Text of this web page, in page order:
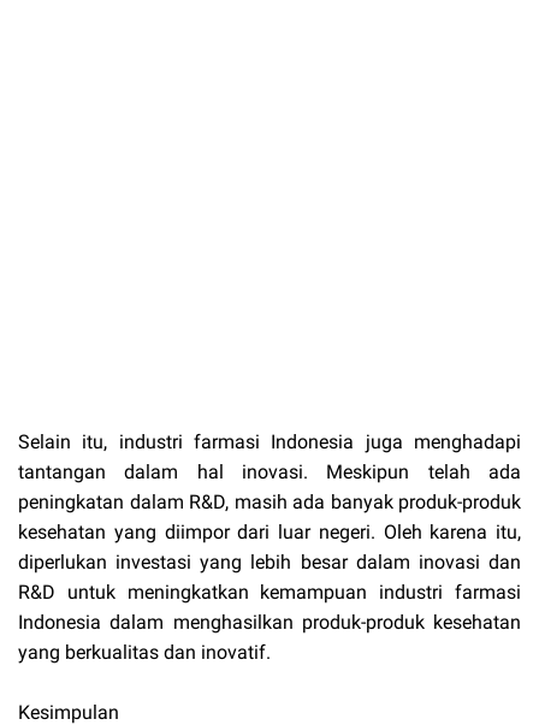
Selain itu, industri farmasi Indonesia juga menghadapi
tantangan dalam hal inovasi. Meskipun telah ada
peningkatan dalam R&D, masih ada banyak produk-produk
kesehatan yang diimpor dari luar negeri. Oleh karena itu,
diperlukan investasi yang lebih besar dalam inovasi dan
R&D untuk meningkatkan kemampuan industri farmasi
Indonesia dalam menghasilkan produk-produk kesehatan
yang berkualitas dan inovatif.
Kesimpulan